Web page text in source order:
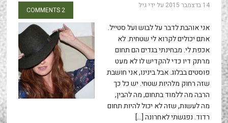
14 בדצמבר 2015 על ידיגיל
2 COMMENTS
אני אוהבת לדבר על לבוש ועל סטייל.
אתם יכולים לקרוא לי שטחית. לא
אכפת לי. מבחינתי בגדים הם תחום
מרתק דיו כדי להקדיש לו לא מעט
פוסטים בבלוג. אבל בינינו, אני חושבת
שזה רחוק מלהיות שטחי. יש כל כך
הרבה מה ללמוד בתחום, מה להבין,
מה לעשות, שזה לא יכול להיות תחום
רדוד. נפגשתי לאחרונה […]